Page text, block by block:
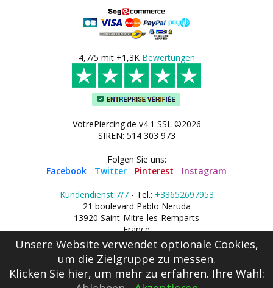
4,7/5 mit +1,3K Bewertungen
VotrePiercing.de v4.1 SSL ©2026
SIREN: 514 303 973
Folgen Sie uns:
Facebook - Twitter - Pinterest - Instagram
Kundendienst 7/7- Tel.: +33652697953
21 boulevard Pablo Neruda
13920 Saint-Mitre-les-Remparts
France
Unsere Website verwendet optionale Cookies,
um die Zielgruppe zu messen.
Klicken Sie hier, um mehr zu erfahren. Ihre Wahl: